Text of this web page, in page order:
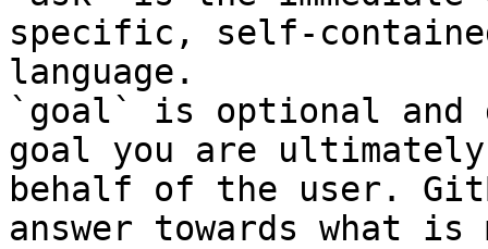
specific, self-
language.
`goal` is optional and
goal you are
behalf of the user.
answer towards what